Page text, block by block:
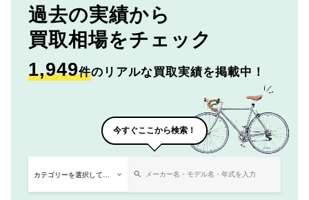
過去の実績から
買取相場をチェック
1,949件のリアルな買取実績を掲載中！
今すぐここから検索！